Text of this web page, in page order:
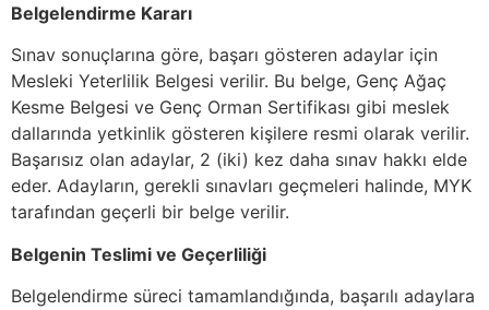
Belgelendirme Kararı
Sınav sonuçlarına göre, başarı gösteren adaylar için
Mesleki Yeterlilik Belgesi verilir. Bu belge, Genç Ağaç
Kesme Belgesi ve Genç Orman Sertifikası gibi meslek
dallarında yetkinlik gösteren kişilere resmi olarak verilir.
Başarısız olan adaylar, 2 (iki) kez daha sınav hakkı elde
eder. Adayların, gerekli sınavları geçmeleri halinde, MYK
tarafından geçerli bir belge verilir.
Belgenin Teslimi ve Geçerliliği
Belgelendirme süreci tamamlandığında, başarılı adaylara